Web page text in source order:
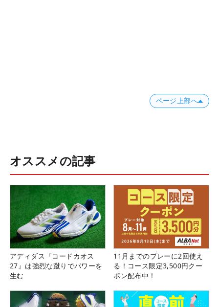
ページ上部へ
オススメの記事
アディダス『コードカオス
27』は強烈な蹴りでパワーを
生む
11月までのプレーに2回使え
る！コース限定3,500円クー
ポン配布中！